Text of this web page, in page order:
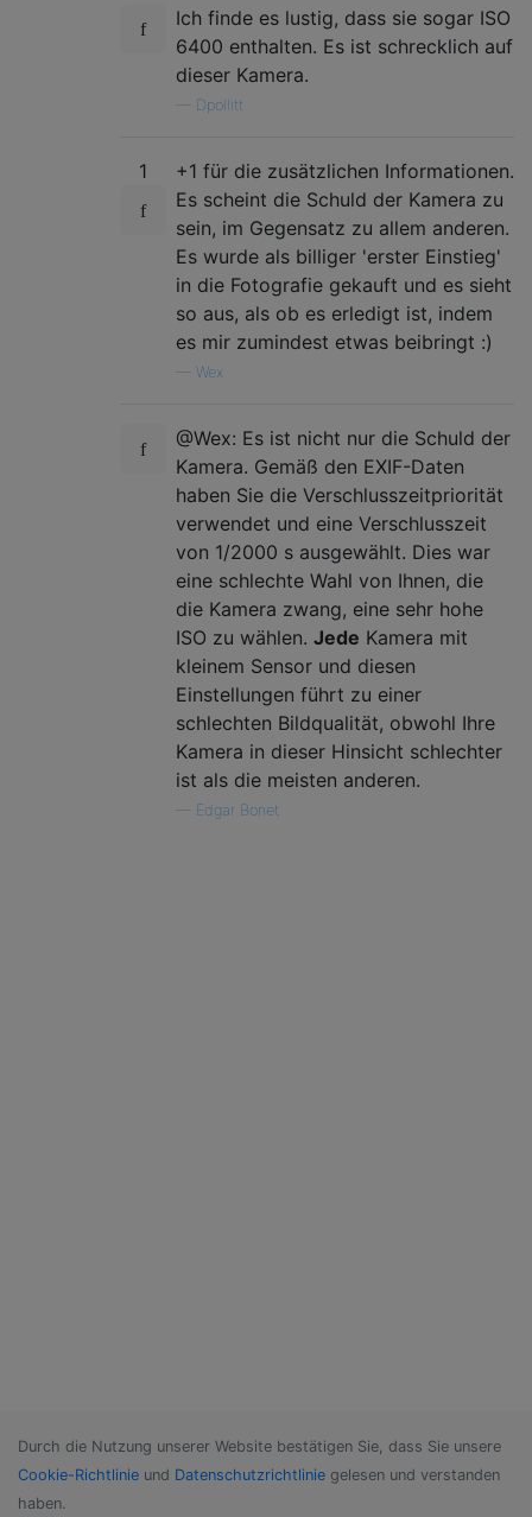
Ich finde es lustig, dass sie sogar ISO
6400 enthalten. Es ist schrecklich auf
dieser Kamera.
Dpollitt
1
+1 für die zusätzlichen Informationen.
Es scheint die Schuld der Kamera zu
sein, im Gegensatz zu allem anderen.
Es wurde als billiger 'erster Einstieg'
in die Fotografie gekauft und es sieht
so aus, als ob es erledigt ist, indem
es mir zumindest etwas beibringt :)
Wex
@Wex: Es ist nicht nur die Schuld der
Kamera. Gemäß den EXIF-Daten
haben Sie die Verschlusszeitpriorität
verwendet und eine Verschlusszeit
von 1/2000 s ausgewählt. Dies war
eine schlechte Wahl von Ihnen, die
die Kamera zwang, eine sehr hohe
ISO zu wählen. Jede Kamera mit
kleinem Sensor und diesen
Einstellungen führt zu einer
schlechten Bildqualität, obwohl Ihre
Kamera in dieser Hinsicht schlechter
ist als die meisten anderen.
Edgar Bonet
Durch die Nutzung unserer Website bestätigen Sie, dass Sie unsere
Cookie-Richtlinie und Datenschutzrichtlinie gelesen und verstanden
haben.